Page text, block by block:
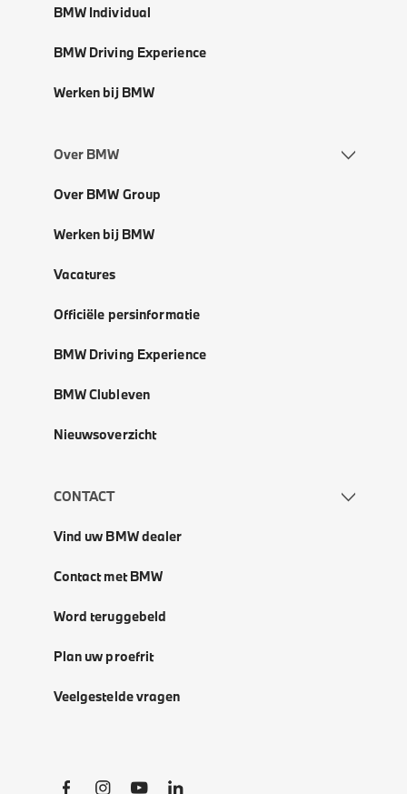
BMW Individual
BMW Driving Experience
Werken bij BMW
Over BMW
Over BMW Group
Werken bij BMW
Vacatures
Officiële persinformatie
BMW Driving Experience
BMW Clubleven
Nieuwsoverzicht
CONTACT
Vind uw BMW dealer
Contact met BMW
Word teruggebeld
Plan uw proefrit
Veelgestelde vragen
Social Links